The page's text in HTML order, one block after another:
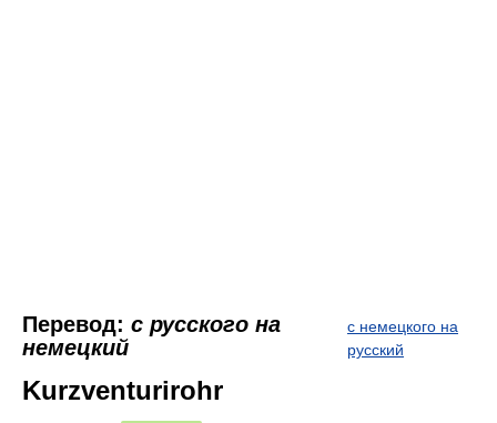
Перевод: с русского на
немецкий
с немецкого на
русский
Kurzventurirohr